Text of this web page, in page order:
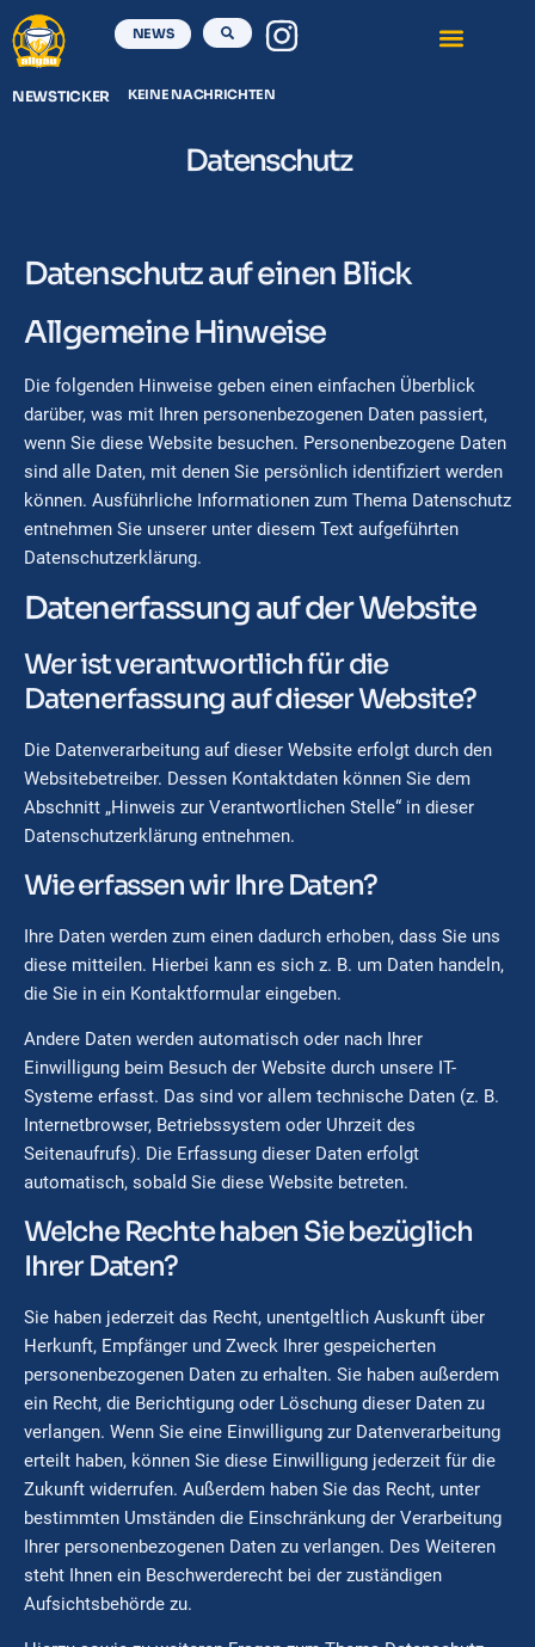
NEWS
NEWSTICKER KEINE NACHRICHTEN
Datenschutz
Datenschutz auf einen Blick
Allgemeine Hinweise
Die folgenden Hinweise geben einen einfachen Überblick
darüber, was mit Ihren personenbezogenen Daten passiert,
wenn Sie diese Website besuchen. Personenbezogene Daten
sind alle Daten, mit denen Sie persönlich identifiziert werden
können. Ausführliche Informationen zum Thema Datenschutz
entnehmen Sie unserer unter diesem Text aufgeführten
Datenschutzerklärung.
Datenerfassung auf der Website
Wer ist verantwortlich für die
Datenerfassung auf dieser Website?
Die Datenverarbeitung auf dieser Website erfolgt durch den
Websitebetreiber. Dessen Kontaktdaten können Sie dem
Abschnitt „Hinweis zur Verantwortlichen Stelle“ in dieser
Datenschutzerklärung entnehmen.
Wie erfassen wir Ihre Daten?
Ihre Daten werden zum einen dadurch erhoben, dass Sie uns
diese mitteilen. Hierbei kann es sich z. B. um Daten handeln,
die Sie in ein Kontaktformular eingeben.
Andere Daten werden automatisch oder nach Ihrer
Einwilligung beim Besuch der Website durch unsere IT-
Systeme erfasst. Das sind vor allem technische Daten (z. B.
Internetbrowser, Betriebssystem oder Uhrzeit des
Seitenaufrufs). Die Erfassung dieser Daten erfolgt
automatisch, sobald Sie diese Website betreten.
Welche Rechte haben Sie bezüglich
Ihrer Daten?
Sie haben jederzeit das Recht, unentgeltlich Auskunft über
Herkunft, Empfänger und Zweck Ihrer gespeicherten
personenbezogenen Daten zu erhalten. Sie haben außerdem
ein Recht, die Berichtigung oder Löschung dieser Daten zu
verlangen. Wenn Sie eine Einwilligung zur Datenverarbeitung
erteilt haben, können Sie diese Einwilligung jederzeit für die
Zukunft widerrufen. Außerdem haben Sie das Recht, unter
bestimmten Umständen die Einschränkung der Verarbeitung
Ihrer personenbezogenen Daten zu verlangen. Des Weiteren
steht Ihnen ein Beschwerderecht bei der zuständigen
Aufsichtsbehörde zu.